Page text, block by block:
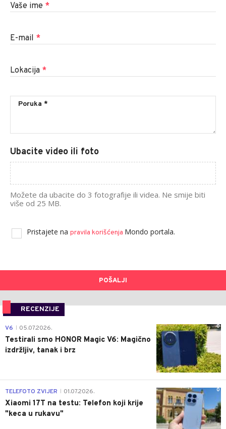
Vaše ime *
E-mail *
Lokacija *
Ubacite video ili foto
Možete da ubacite do 3 fotografije ili videa. Ne smije biti
više od 25 MB.
Pristajete na pravila korišćenja Mondo portala.
POŠALJI
RECENZIJE
0
V6 05.07.2026.
Testirali smo HONOR Magic V6: Magično
izdržljiv, tanak i brz
0
TELEFOTO ZVIJER 01.07.2026.
Xiaomi 17T na testu: Telefon koji krije
"keca u rukavu"